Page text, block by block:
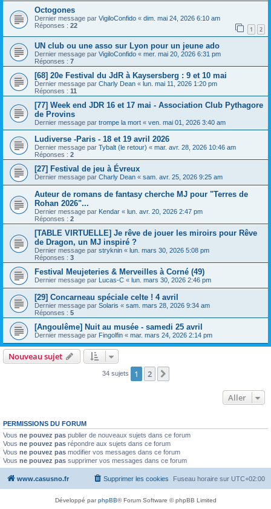
Octogones
Dernier message par VigiloConfido « dim. mai 24, 2026 6:10 am
Réponses : 22 1 2
UN club ou une asso sur Lyon pour un jeune ado
Dernier message par VigiloConfido « mer. mai 20, 2026 6:31 pm
Réponses : 7
[68] 20e Festival du JdR à Kaysersberg : 9 et 10 mai
Dernier message par Charly Dean « lun. mai 11, 2026 1:20 pm
Réponses : 11
[77] Week end JDR 16 et 17 mai - Association Club Pythagore
de Provins
Dernier message par trompe la mort « ven. mai 01, 2026 3:40 am
Ludiverse -Paris - 18 et 19 avril 2026
Dernier message par Tybalt (le retour) « mar. avr. 28, 2026 10:46 am
Réponses : 2
[27] Festival de jeu à Évreux
Dernier message par Charly Dean « sam. avr. 25, 2026 9:25 am
Auteur de romans de fantasy cherche MJ pour "Terres de
Rohan 2026"...
Dernier message par Kendar « lun. avr. 20, 2026 2:47 pm
Réponses : 2
[TABLE VIRTUELLE] Je rêve de jouer les miroirs pour Rêve
de Dragon, un MJ inspiré ?
Dernier message par stryknin « lun. mars 30, 2026 5:08 pm
Réponses : 3
Festival Meujeteries & Merveilles à Corné (49)
Dernier message par Lucas-C « lun. mars 30, 2026 2:46 pm
[29] Concarneau spéciale celte ! 4 avril
Dernier message par Solaris « sam. mars 28, 2026 9:34 am
Réponses : 5
[Angoulême] Nuit au musée - samedi 25 avril
Dernier message par Fingolfin « mar. mars 24, 2026 2:14 pm
Nouveau sujet
34 sujets 1 2
Aller
PERMISSIONS DU FORUM
Vous ne pouvez pas publier de nouveaux sujets dans ce forum
Vous ne pouvez pas répondre aux sujets dans ce forum
Vous ne pouvez pas modifier vos messages dans ce forum
Vous ne pouvez pas supprimer vos messages dans ce forum
www.casusno.fr Fuseau horaire sur UTC+02:00
Supprimer les cookies
Développé parphpBB® Forum Software © phpBB Limited